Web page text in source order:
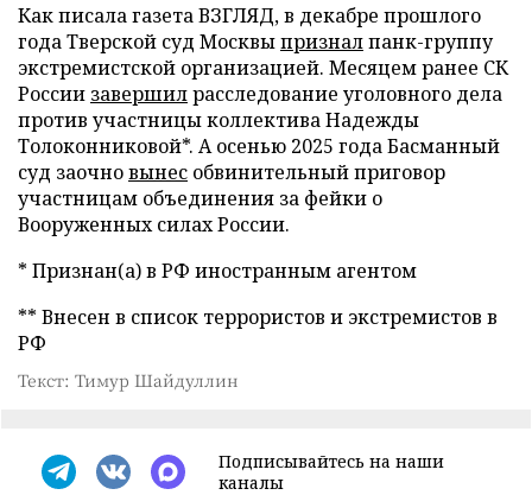
Как писала газета ВЗГЛЯД, в декабре прошлого
года Тверской суд Москвыпризналпанк-группу
экстремистской организацией. Месяцем ранее СК
России завершилрасследование уголовного дела
против участницы коллектива Надежды
Толоконниковой*. А осенью 2025 года Басманный
суд заочновынес обвинительный приговор
участницам объединения за фейки о
Вооруженных силах России.
* Признан(а) в РФ иностранным агентом
** Внесен в список террористов и экстремистов в
РФ
Текст: Тимур Шайдуллин
Подписывайтесь на наши
каналы